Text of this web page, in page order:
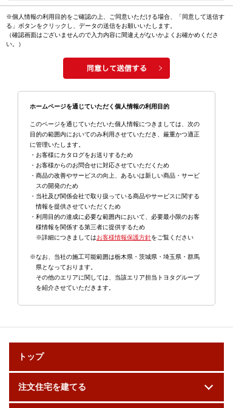
※個人情報の利用目的をご確認の上、ご同意いただける場合、「同意して送信す
る」ボタンをクリックし、データの送信をお願いいたします。
（確認画面はございませんので入力内容に間違えがないかよくお確かめくださ
い。）
ホームページを通じていただく個人情報の利用目的
このページを通じていただいた個人情報につきましては、次の
目的の範囲内においてのみ利用させていただき、厳重かつ適正
に管理いたします。
・お客様にカタログをお送りするため
・お客様からのお問合せに対応させていただくため
・商品の改善やサービスの向上、あるいは新しい商品・サービ
スの開発のため
・当社及び関係会社で取り扱っている商品やサービスに関する
情報を提供させていただくため
・利用目的の達成に必要な範囲内において、必要最小限のお客
様情報を関係する第三者に提供するため
※詳細につきましてはお客様情報保護方針をご覧ください
※なお、当社の施工可能範囲は栃木県・茨城県・埼玉県・群馬
県となっております。
その他のエリアに関しては、当該エリア担当トヨタグループ
を紹介させていただきます。
トップ
注文住宅を建てる